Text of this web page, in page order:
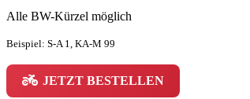
Alle BW-Kürzel möglich
Beispiel: S-A 1, KA-M 99
JETZT BESTELLEN